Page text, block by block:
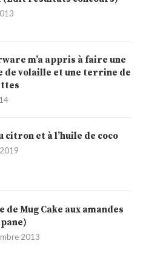
m’a appris à faire une
volaille et une terrine de
citron et à l’huile de coco
de Mug Cake aux amandes
2013